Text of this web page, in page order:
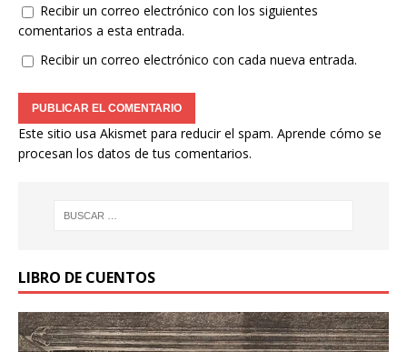
Recibir un correo electrónico con los siguientes
comentarios a esta entrada.
Recibir un correo electrónico con cada nueva entrada.
Este sitio usa Akismet para reducir el spam. Aprende cómo se
procesan los datos de tus comentarios.
LIBRO DE CUENTOS